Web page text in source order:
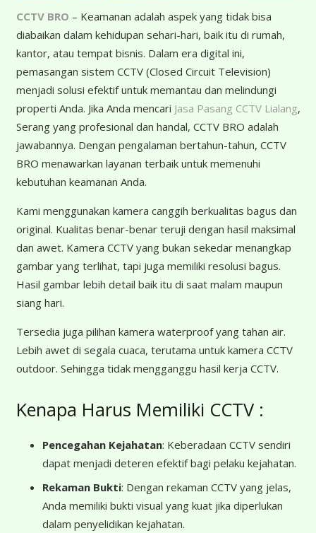
CCTV BRO – Keamanan adalah aspek yang tidak bisa
diabaikan dalam kehidupan sehari-hari, baik itu di rumah,
kantor, atau tempat bisnis. Dalam era digital ini,
pemasangan sistem CCTV (Closed Circuit Television)
menjadi solusi efektif untuk memantau dan melindungi
properti Anda. Jika Anda mencari Jasa Pasang CCTV Lialang,
Serang yang profesional dan handal, CCTV BRO adalah
jawabannya. Dengan pengalaman bertahun-tahun, CCTV
BRO menawarkan layanan terbaik untuk memenuhi
kebutuhan keamanan Anda.
Kami menggunakan kamera canggih berkualitas bagus dan
original. Kualitas benar-benar teruji dengan hasil maksimal
dan awet. Kamera CCTV yang bukan sekedar menangkap
gambar yang terlihat, tapi juga memiliki resolusi bagus.
Hasil gambar lebih detail baik itu di saat malam maupun
siang hari.
Tersedia juga pilihan kamera waterproof yang tahan air.
Lebih awet di segala cuaca, terutama untuk kamera CCTV
outdoor. Sehingga tidak mengganggu hasil kerja CCTV.
Kenapa Harus Memiliki CCTV :
Pencegahan Kejahatan: Keberadaan CCTV sendiri
dapat menjadi deteren efektif bagi pelaku kejahatan.
Rekaman Bukti: Dengan rekaman CCTV yang jelas,
Anda memiliki bukti visual yang kuat jika diperlukan
dalam penyelidikan kejahatan.